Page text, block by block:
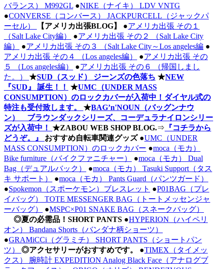
バランス） M992GL ●NIKE（ナイキ） LDV VNTG
●CONVERSE（コンバース） JACKPURCELL（ジャックパ
ーセル）
【アメリカ出張BLOG】 ●アメリカ出張 その１
（Salt Lake City編）
●アメリカ出張 その２ （Salt Lake City
編）
●アメリカ出張 その３ （Salt Lake City～Los angeles編 ●
アメリカ出張 その４ （Los angeles編）
●アメリカ出張 その
５ （Los angeles編）
●アメリカ出張 その６ （帰国しまし
た。） ★SUD（スッド） ジーンズの色落ち ★NEW
『SUD』 誕生！！ ★UMC（UNDER MASS
CONSUMPTION）のロックカバーが入荷中！ダイヤル式の
特注も受付致します。 ★BAG’n'NOUN（バッグンナウ
ン） ブラウンダックシリーズ、コーデュラナイロンシリー
ズが入荷中！ ★ZABOU WEB SHOP BLOG.⇒ 『コチラから
どうぞ。』 おすすめ自転車関連グッズ●UMC（UNDER
MASS CONSUMPTION）のロックカバー ●moca（モカ）
Bike furniture（バイクファニチャー）
●moca（モカ） Dual
Bag（デュアルバック）
●moca（モカ） Tasuki Support（タス
キ サポート）
●moca（モカ） Pants Guard（パンツガード）
●Spokemon（スポーケモン）ブレスレット ●P01BAG（プレ
イバッグ） TOTE MESSENGER BAG（トートメッセンジャ
ーバッグ）
●MSPC×P01 SNAKE BAG（スネークバッグ）
◎夏の必需品！SHORT PANTS ●HYPERION（ハイペリ
オン） Bandana Shorts（バンダナ柄ショーツ）
●GRAMiCCi（グラミチ） SHORT PANTS（ショートパン
ツ） ◎アクセサリーがおすすめです。 ●TIMEX（タイメッ
クス） 腕時計 EXPEDITION Analog Black Face（アナログブ